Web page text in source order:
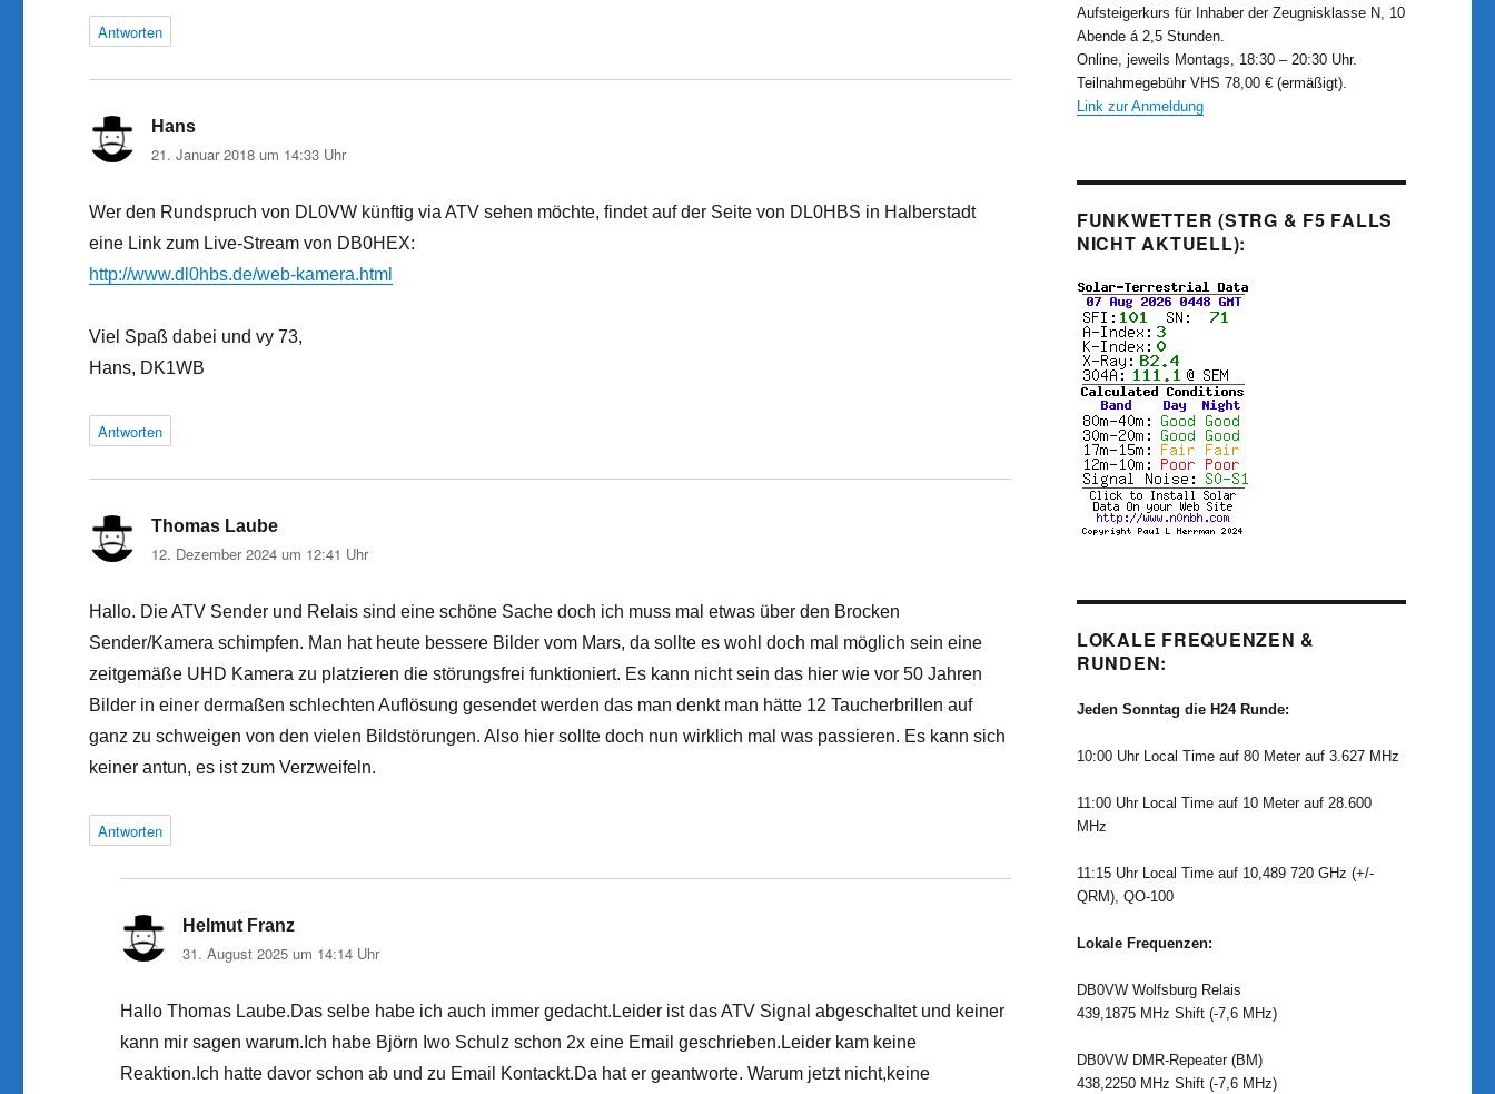
Antworten
Hans
21. Januar 2018 um 14:33 Uhr
Wer den Rundspruch von DL0VW künftig via ATV sehen möchte, findet auf der Seite von DL0HBS in Halberstadt
eine Link zum Live-Stream von DB0HEX:
http://www.dl0hbs.de/web-kamera.html
Viel Spaß dabei und vy 73,
Hans, DK1WB
Antworten
Thomas Laube
12. Dezember 2024 um 12:41 Uhr
Hallo. Die ATV Sender und Relais sind eine schöne Sache doch ich muss mal etwas über den Brocken
Sender/Kamera schimpfen. Man hat heute bessere Bilder vom Mars, da sollte es wohl doch mal möglich sein eine
zeitgemäße UHD Kamera zu platzieren die störungsfrei funktioniert. Es kann nicht sein das hier wie vor 50 Jahren
Bilder in einer dermaßen schlechten Auflösung gesendet werden das man denkt man hätte 12 Taucherbrillen auf
ganz zu schweigen von den vielen Bildstörungen. Also hier sollte doch nun wirklich mal was passieren. Es kann sich
keiner antun, es ist zum Verzweifeln.
Antworten
Helmut Franz
31. August 2025 um 14:14 Uhr
Hallo Thomas Laube.Das selbe habe ich auch immer gedacht.Leider ist das ATV Signal abgeschaltet und keiner
kann mir sagen warum.Ich habe Björn Iwo Schulz schon 2x eine Email geschrieben.Leider kam keine
Reaktion.Ich hatte davor schon ab und zu Email Kontackt.Da hat er geantworte. Warum jetzt nicht,keine
Aufsteigerkurs für Inhaber der Zeugnisklasse N, 10
Abende á 2,5 Stunden.
Online, jeweils Montags, 18:30 – 20:30 Uhr.
Teilnahmegebühr VHS 78,00 € (ermäßigt).
Link zur Anmeldung
FUNKWETTER (STRG & F5 FALLS
NICHT AKTUELL):
LOKALE FREQUENZEN &
RUNDEN:
Jeden Sonntag die H24 Runde:
10:00 Uhr Local Time auf 80 Meter auf 3.627 MHz
11:00 Uhr Local Time auf 10 Meter auf 28.600
MHz
11:15 Uhr Local Time auf 10,489 720 GHz (+/-
QRM), QO-100
Lokale Frequenzen:
DB0VW Wolfsburg Relais
439,1875 MHz Shift (-7,6 MHz)
DB0VW DMR-Repeater (BM)
438,2250 MHz Shift (-7,6 MHz)